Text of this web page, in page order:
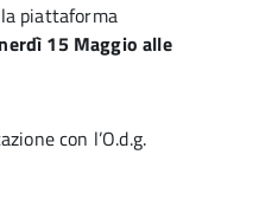
piattaforma
15 Maggio alle
con l’O.d.g.